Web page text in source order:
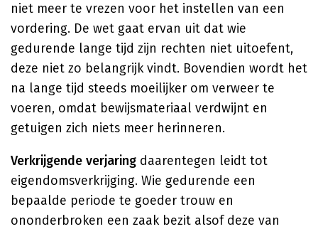
niet meer te vrezen voor het instellen van een
vordering. De wet gaat ervan uit dat wie
gedurende lange tijd zijn rechten niet uitoefent,
deze niet zo belangrijk vindt. Bovendien wordt het
na lange tijd steeds moeilijker om verweer te
voeren, omdat bewijsmateriaal verdwijnt en
getuigen zich niets meer herinneren.
Verkrijgende verjaring daarentegen leidt tot
eigendomsverkrijging. Wie gedurende een
bepaalde periode te goeder trouw en
ononderbroken een zaak bezit alsof deze van